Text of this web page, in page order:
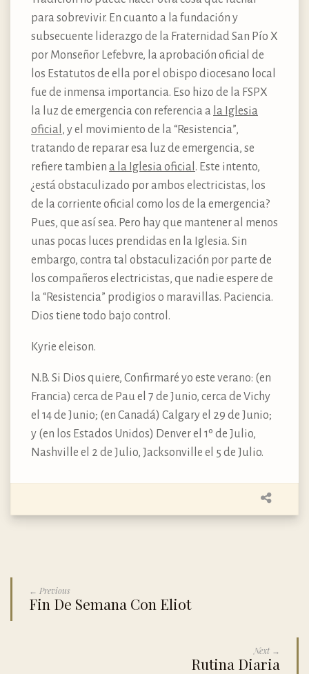
para sobrevivir. En cuanto a la fundación y
subsecuente liderazgo de la Fraternidad San Pío X
por Monseñor Lefebvre, la aprobación oficial de
los Estatutos de ella por el obispo diocesano local
fue de inmensa importancia. Eso hizo de la FSPX
la luz de emergencia con referencia a la Iglesia
oficial , y el movimiento de la “Resistencia”,
tratando de reparar esa luz de emergencia, se
refiere tambien a la Iglesia oficial . Este intento,
¿está obstaculizado por ambos electricistas, los
de la corriente oficial como los de la emergencia?
Pues, que así sea. Pero hay que mantener al menos
unas pocas luces prendidas en la Iglesia. Sin
embargo, contra tal obstaculización por parte de
los compañeros electricistas, que nadie espere de
la “Resistencia” prodigios o maravillas. Paciencia.
Dios tiene todo bajo control.
Kyrie eleison.
N.B. Si Dios quiere, Confirmaré yo este verano: (en
Francia) cerca de Pau el 7 de Junio, cerca de Vichy
el 14 de Junio; (en Canadá) Calgary el 29 de Junio;
y (en los Estados Unidos) Denver el 1º de Julio,
Nashville el 2 de Julio, Jacksonville el 5 de Julio.
← Previous
Fin De Semana Con Eliot
Next →
Rutina Diaria